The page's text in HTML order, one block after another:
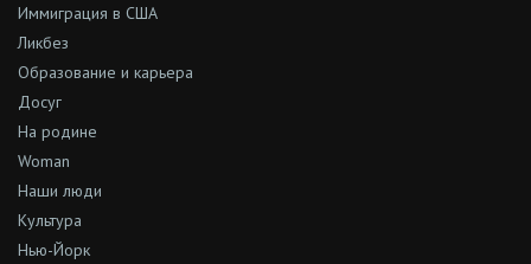
Иммиграция в США
Ликбез
Образование и карьера
Досуг
На родине
Woman
Наши люди
Культура
Нью-Йорк